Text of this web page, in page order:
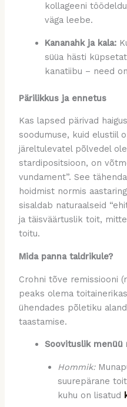
kollageeni
väga leebe.
Kananahk ja kala:
süüa hästi
kanatiibu – need
Pärilikkus ja ennetus
Kas lapsed pärivad
soodumuse, kuid elustiil
järeltulevatel põlvedel
stardipositsioon, on
vundament”. See
hoidmist normis
sisaldab naturaalseid
ja täisväärtuslik toit,
toitu.
Mida panna taldrikule?
Crohni tõve remissiooni
peaks olema
ühendades põletiku
taastamise.
Soovituslik menüü
Hommik:
suurepärane
kuhu on lisatud